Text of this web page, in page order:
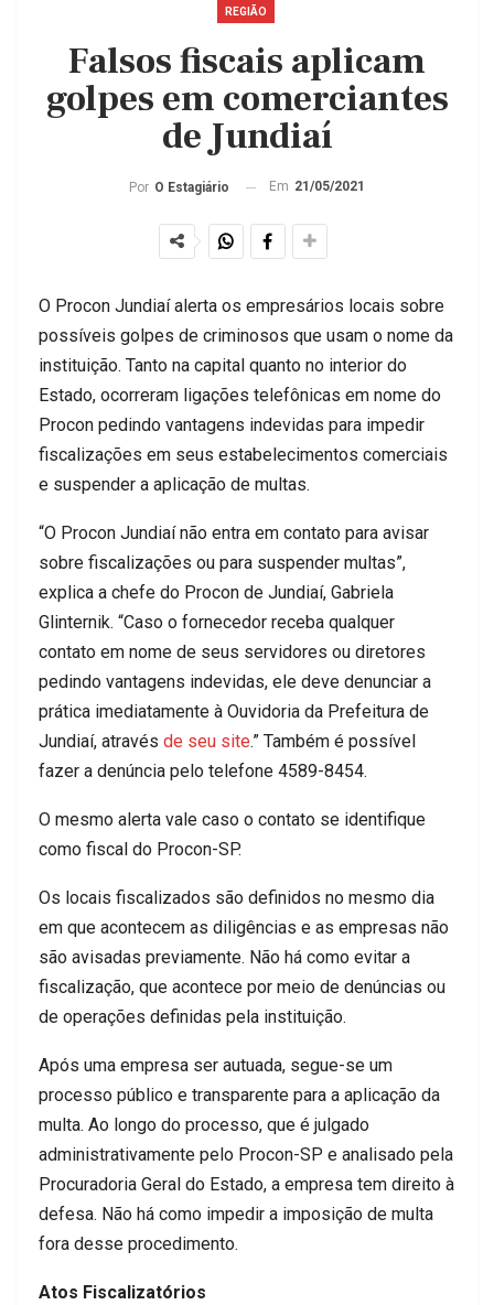
REGIÃO
Falsos fiscais aplicam
golpes em comerciantes
de Jundiaí
Por O Estagiário Em 21/05/2021
O Procon Jundiaí alerta os empresários locais sobre
possíveis golpes de criminosos que usam o nome da
instituição. Tanto na capital quanto no interior do
Estado, ocorreram ligações telefônicas em nome do
Procon pedindo vantagens indevidas para impedir
fiscalizações em seus estabelecimentos comerciais
e suspender a aplicação de multas.
“O Procon Jundiaí não entra em contato para avisar
sobre fiscalizações ou para suspender multas”,
explica a chefe do Procon de Jundiaí, Gabriela
Glinternik. “Caso o fornecedor receba qualquer
contato em nome de seus servidores ou diretores
pedindo vantagens indevidas, ele deve denunciar a
prática imediatamente à Ouvidoria da Prefeitura de
Jundiaí, através de seu site.” Também é possível
fazer a denúncia pelo telefone 4589-8454.
O mesmo alerta vale caso o contato se identifique
como fiscal do Procon-SP.
Os locais fiscalizados são definidos no mesmo dia
em que acontecem as diligências e as empresas não
são avisadas previamente. Não há como evitar a
fiscalização, que acontece por meio de denúncias ou
de operações definidas pela instituição.
Após uma empresa ser autuada, segue-se um
processo público e transparente para a aplicação da
multa. Ao longo do processo, que é julgado
administrativamente pelo Procon-SP e analisado pela
Procuradoria Geral do Estado, a empresa tem direito à
defesa. Não há como impedir a imposição de multa
fora desse procedimento.
Atos Fiscalizatórios